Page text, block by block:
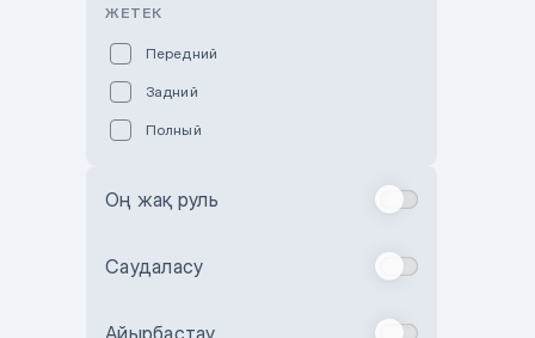
Зеленый
ЖЕТЕК
Передний
Задний
Полный
Оң жақ руль
Саудаласу
Айырбастау